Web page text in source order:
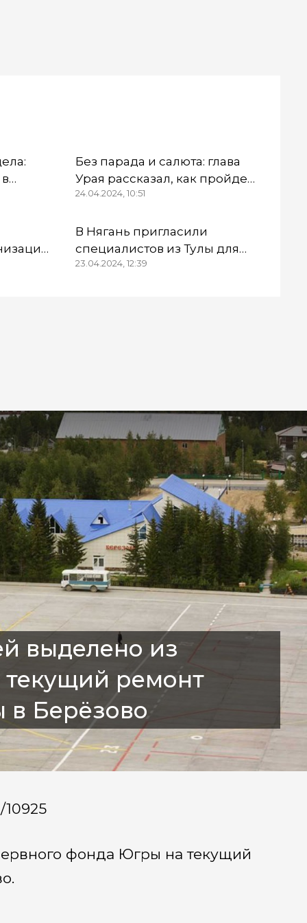
Без парада и салюта: глава
Урая рассказал, как пройдет
Первомай
24.04.2024, 10:51
В Нягань пригласили
специалистов из Тулы для
обследования здания ДК
23.04.2024, 12:39
выделено из
ремонт
в Берёзово
фонда Югры на текущий